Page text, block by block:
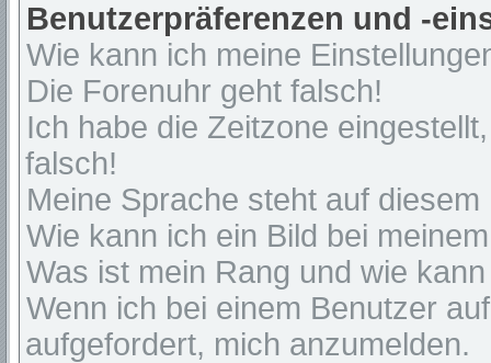
Benutzerpräferenzen und -
Wie kann ich meine
Die Forenuhr geht falsch!
Ich habe die Zeitzone
falsch!
Meine Sprache steht auf
Wie kann ich ein Bild bei
Was ist mein Rang und wie
Wenn ich bei einem Benutzer
aufgefordert, mich anzumelden.